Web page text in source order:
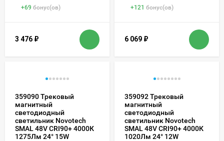
+69 бонус(ов)
3 476 ₽
+121 бонус(ов)
6 069 ₽
359090 Трековый
магнитный
светодиодный
светильник Novotech
SMAL 48V CRI90+ 4000К
1275Лм 24° 15W
359092 Трековый
магнитный
светодиодный
светильник Novotech
SMAL 48V CRI90+ 4000К
1020Лм 24° 12W